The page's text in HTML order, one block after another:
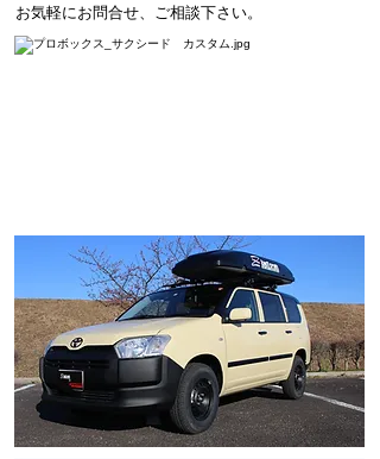
お気軽にお問合せ、ご相談下さい。